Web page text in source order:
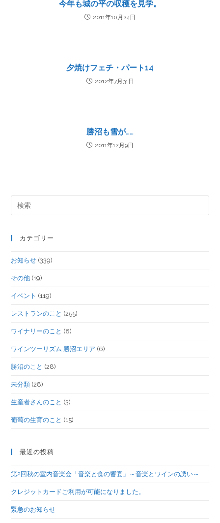
今年も城の平の収穫を見学。
2011年10月24日
夕焼けフェチ・パート14
2012年7月31日
勝沼も雪が……
2011年12月9日
カテゴリー
お知らせ (339)
その他 (19)
イベント (119)
レストランのこと (255)
ワイナリーのこと (8)
ワインツーリズム 勝沼エリア (6)
勝沼のこと (28)
未分類 (28)
生産者さんのこと (3)
葡萄の生育のこと (15)
最近の投稿
第2回秋の室内音楽会「音楽と食の饗宴」～音楽とワインの誘い～
クレジットカードご利用が可能になりました。
緊急のお知らせ